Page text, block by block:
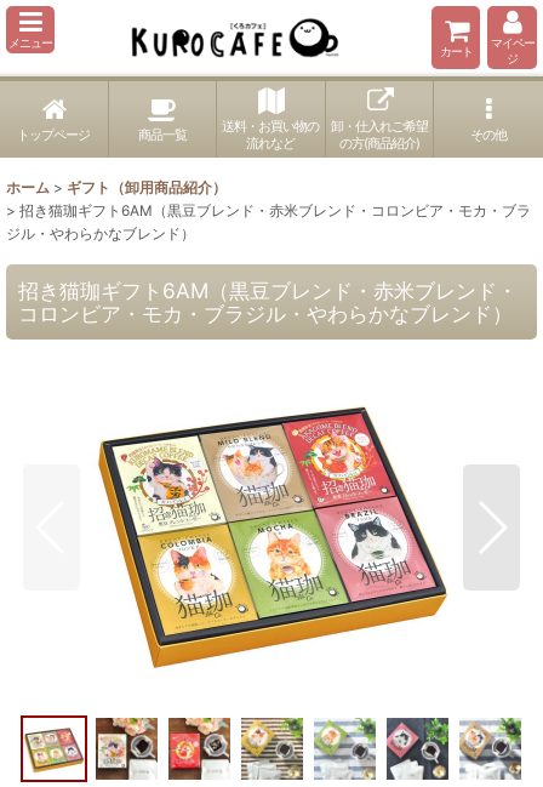
メニュー
カート
マイペー
ジ
トップページ 商品一覧
送料・お買い物の
流れなど
卸・仕入れご希望
の方(商品紹介)
その他
ホーム > ギフト（卸用商品紹介）
> 招き猫珈ギフト6AM（黒豆ブレンド・赤米ブレンド・コロンビア・モカ・ブラ
ジル・やわらかなブレンド）
招き猫珈ギフト6AM（黒豆ブレンド・赤米ブレンド・
コロンビア・モカ・ブラジル・やわらかなブレンド）